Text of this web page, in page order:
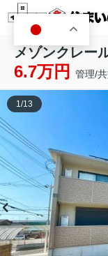
メゾンクレー
6.7万円 管理/
1/13